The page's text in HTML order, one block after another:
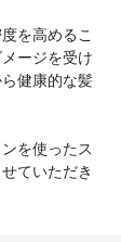
を高めるこ
ージを受け
健康的な髪
を使ったス
ていただき